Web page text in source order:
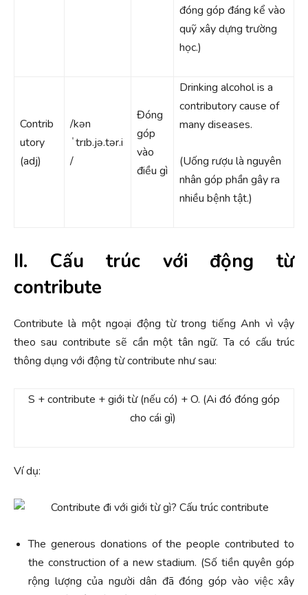
đóng góp đáng kể vào
quỹ xây dựng trường
học.)
Contrib
utory
(adj)
/kən
ˈtrɪb.jə.tər.i
/
Đóng
góp
vào
điều gì
Drinking alcohol is a
contributory cause of
many diseases.
(Uống rượu là nguyên
nhân góp phần gây ra
nhiều bệnh tật.)
II. Cấu trúc với động từ
contribute
Contribute là một ngoại động từ trong tiếng Anh vì vậy
theo sau contribute sẽ cần một tân ngữ. Ta có cấu trúc
thông dụng với động từ contribute như sau:
S + contribute + giới từ (nếu có) + O. (Ai đó đóng góp
cho cái gì)
Ví dụ:
The generous donations of the people contributed to
the construction of a new stadium. (Số tiền quyên góp
rộng lượng của người dân đã đóng góp vào việc xây